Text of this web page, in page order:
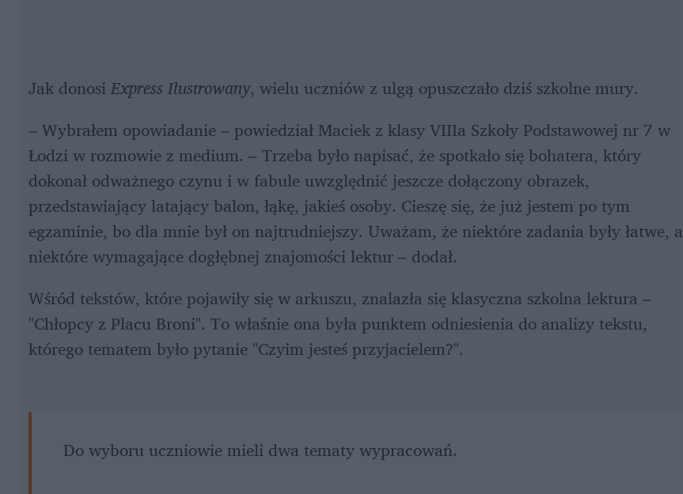
Jak donosi Express Ilustrowany, wielu uczniów z ulgą opuszczało dziś szkolne mury.
– Wybrałem opowiadanie – powiedział Maciek z klasy VIIIa Szkoły Podstawowej nr 7 w
Łodzi w rozmowie z medium. – Trzeba było napisać, że spotkało się bohatera, który
dokonał odważnego czynu i w fabule uwzględnić jeszcze dołączony obrazek,
przedstawiający latający balon, łąkę, jakieś osoby. Cieszę się, że już jestem po tym
egzaminie, bo dla mnie był on najtrudniejszy. Uważam, że niektóre zadania były łatwe, a
niektóre wymagające dogłębnej znajomości lektur – dodał.
Wśród tekstów, które pojawiły się w arkuszu, znalazła się klasyczna szkolna lektura –
"Chłopcy z Placu Broni". To właśnie ona była punktem odniesienia do analizy tekstu,
którego tematem było pytanie "Czyim jesteś przyjacielem?".
Do wyboru uczniowie mieli dwa tematy wypracowań.